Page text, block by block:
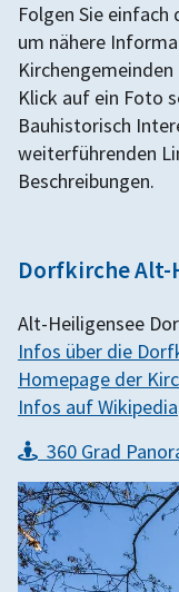
Folgen Sie
um nähere
Klick auf ein Foto
Bauhistorisch
weiterführenden
Beschreibungen.
Dorfkirche Alt-
Alt-Heiligensee
Infos über die
Homepage der
Infos auf Wikipedia
 360 Grad